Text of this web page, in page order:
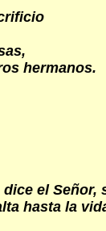
hermanos.
el Señor,
hasta la